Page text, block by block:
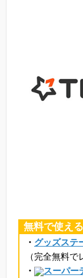
無料で使え
・ グッズステ
（完全無料
・
スーパー